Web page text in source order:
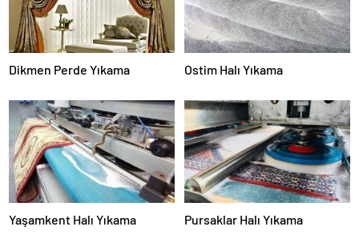
Dikmen Perde Yıkama Ostim Halı Yıkama
Yaşamkent Halı Yıkama Pursaklar Halı Yıkama